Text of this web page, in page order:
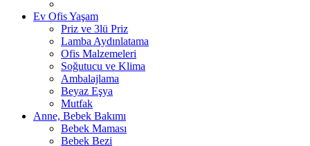
Ev Ofis Yaşam
Priz ve 3lü Priz
Lamba Aydınlatama
Ofis Malzemeleri
Soğutucu ve Klima
Ambalajlama
Beyaz Eşya
Mutfak
Anne, Bebek Bakımı
Bebek Maması
Bebek Bezi